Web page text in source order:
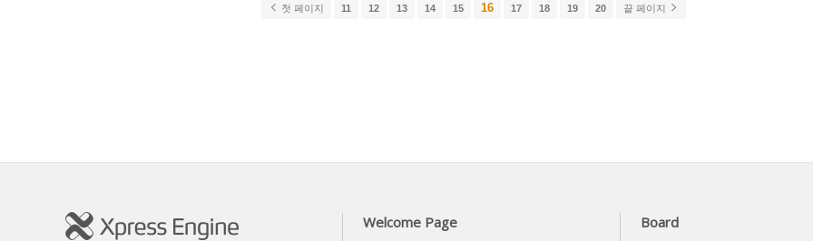
첫 페이지 11 12 13 14 15 16 17 18 19 20 끝 페이지
Welcome Page Board